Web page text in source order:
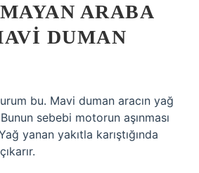
ARABA
DUMAN
bu. Mavi duman aracın yağ
sebebi motorun aşınması
yanan yakıtla karıştığında